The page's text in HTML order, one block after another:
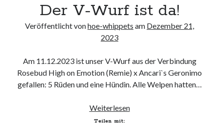
Der V-Wurf ist da!
Veröffentlicht vonhoe-whippets am Dezember 21,
2023
Am 11.12.2023 ist unser V-Wurf aus der Verbindung
Rosebud High on Emotion (Remie) x Ancari`s Geronimo
gefallen: 5 Rüden und eine Hündin. Alle Welpen hatten…
WeiterlesenDer
Teilen mit: